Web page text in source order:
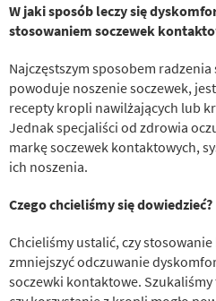
W jaki sposób leczy się
stosowaniem soczewek
Najczęstszym sposobem
powoduje noszenie soczewek,
recepty kropli nawilżających lub
Jednak specjaliści od zdrowia
markę soczewek kontaktowych,
ich noszenia.
Czego chcieliśmy się dowiedzieć?
Chcieliśmy ustalić, czy
zmniejszyć odczuwanie
soczewki kontaktowe.